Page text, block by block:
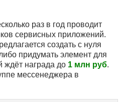
раз в год проводит
сервисных приложений.
создать с нуля
придумать элемент для
ждёт награда до 1 млн руб.
мессенеджера в